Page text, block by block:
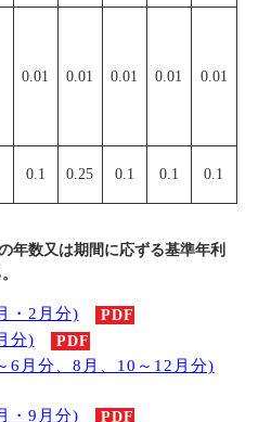
0.01 0.01 0.01 0.01 0.01
0.1 0.25 0.1 0.1 0.1
数又は期間に応ずる基準年利
・2月分) PDF
分) PDF
6月分、8月、10～12月分)
・9月分) PDF